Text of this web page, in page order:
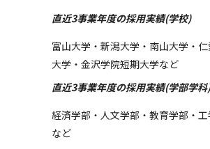
直近3事業年度の採用実績(学校)
富山大学・新潟大学・南山大学・
大学・金沢学院短期大学など
直近3事業年度の採用実績(学部学科)
経済学部・人文学部・教育学部・
など